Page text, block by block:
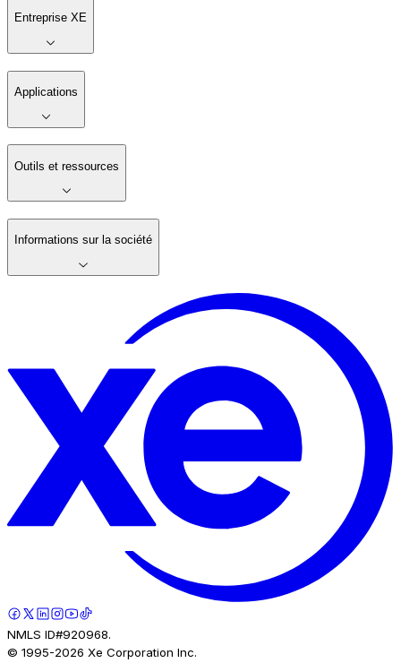
Entreprise XE
Applications
Outils et ressources
Informations sur la société
NMLS ID#920968.
© 1995-2026 Xe Corporation Inc.